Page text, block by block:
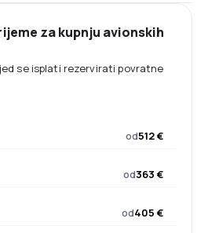
za kupnju avionskih
se isplati rezervirati povratne
od512 €
od363 €
od405 €